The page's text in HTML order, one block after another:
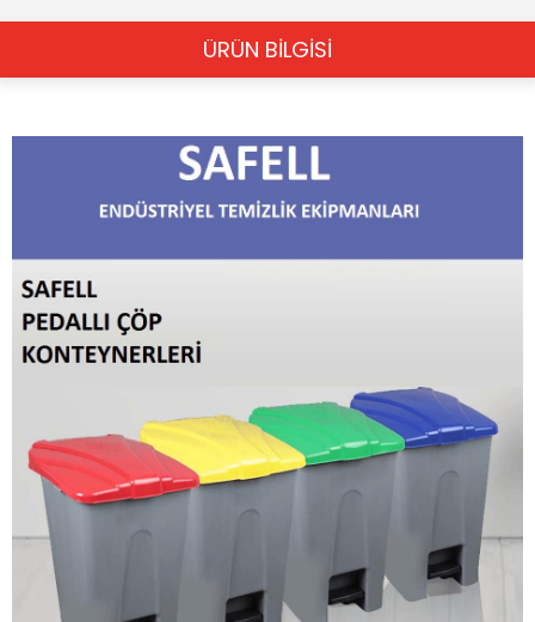
ÜRÜN BİLGİSİ